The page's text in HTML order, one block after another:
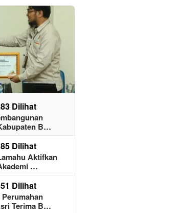
Dilihat
B…
Dilihat
Aktifkan
…
Dilihat
Terima B…